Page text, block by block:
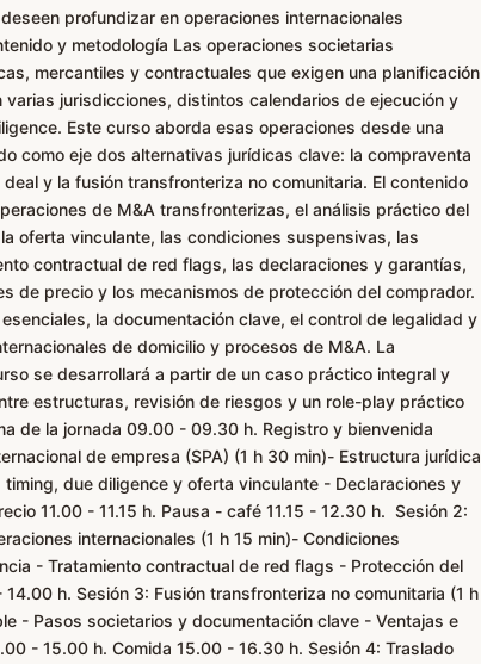
profundizar en operaciones internacionales
y metodología Las operaciones societarias
mercantiles y contractuales que exigen una planificación
jurisdicciones, distintos calendarios de ejecución y
Este curso aborda esas operaciones desde una
como eje dos alternativas jurídicas clave: la compraventa
y la fusión transfronteriza no comunitaria. El contenido
de M&A transfronterizas, el análisis práctico del
oferta vinculante, las condiciones suspensivas, las
contractual de red flags, las declaraciones y garantías,
de precio y los mecanismos de protección del comprador.
la documentación clave, el control de legalidad y
de domicilio y procesos de M&A. La
se desarrollará a partir de un caso práctico integral y
estructuras, revisión de riesgos y un role-play práctico
de la jornada 09.00 - 09.30 h. Registro y bienvenida
de empresa (SPA) (1 h 30 min)- Estructura jurídica
due diligence y oferta vinculante - Declaraciones y
11.00 - 11.15 h. Pausa - café 11.15 - 12.30 h. Sesión 2:
internacionales (1 h 15 min)- Condiciones
- Tratamiento contractual de red flags - Protección del
h. Sesión 3: Fusión transfronteriza no comunitaria (1 h
- Pasos societarios y documentación clave - Ventajas e
- 15.00 h. Comida 15.00 - 16.30 h. Sesión 4: Traslado